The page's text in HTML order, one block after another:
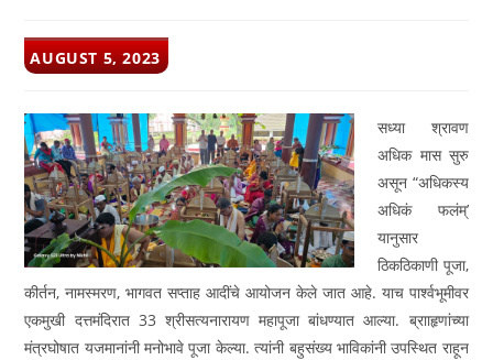
POST
PUBLISHED:
AUGUST 5, 2023
सध्या श्रावण
अधिक मास सुरु
असून “अधिकस्य
अधिकं फलंम्’
यानुसार
ठिकठिकाणी पूजा,
कीर्तन, नामस्मरण, भागवत सप्ताह आदींचे आयोजन केले जात आहे. याच पार्श्वभूमीवर
एकमुखी दत्तमंदिरात 33 श्रीसत्यनारायण महापूजा बांधण्यात आल्या. ब्रााहृणांच्या
मंत्रघोषात यजमानांनी मनोभावे पूजा केल्या. त्यांनी बहुसंख्य भाविकांनी उपस्थित राहून